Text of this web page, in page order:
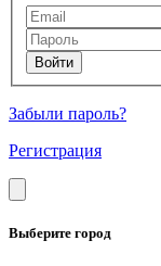
Забыли пароль?
Регистрация
Выберите город